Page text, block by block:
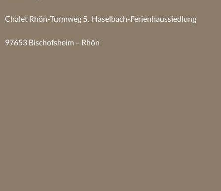
Chalet Rhön-Turmweg 5, Haselbach-Ferienhaussiedlung
97653 Bischofsheim – Rhön